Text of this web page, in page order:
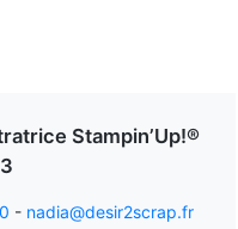
Stampin’Up!®
- nadia@desir2scrap.fr